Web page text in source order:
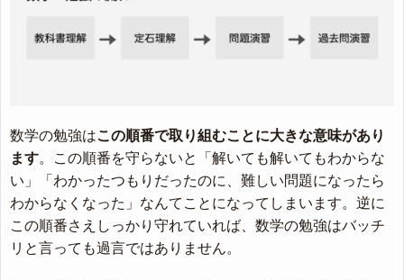
数学の勉強はこの順番で取り組むことに大きな意味があり
ます。この順番を守らないと「解いても解いてもわからな
い」「わかったつもりだったのに、難しい問題になったら
わからなくなった」なんてことになってしまいます。逆に
この順番さえしっかり守れていれば、数学の勉強はバッチ
リと言っても過言ではありません。